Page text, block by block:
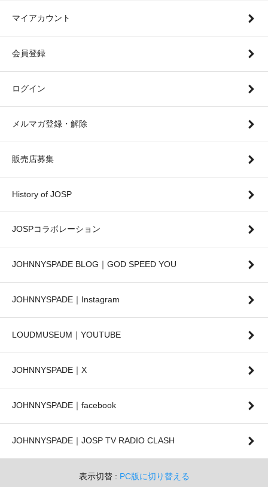
マイアカウント
会員登録
ログイン
メルマガ登録・解除
販売店募集
History of JOSP
JOSPコラボレーション
JOHNNYSPADE BLOG｜GOD SPEED YOU
JOHNNYSPADE｜Instagram
LOUDMUSEUM｜YOUTUBE
JOHNNYSPADE｜X
JOHNNYSPADE｜facebook
JOHNNYSPADE｜JOSP TV RADIO CLASH
表示切替 : PC版に切り替える